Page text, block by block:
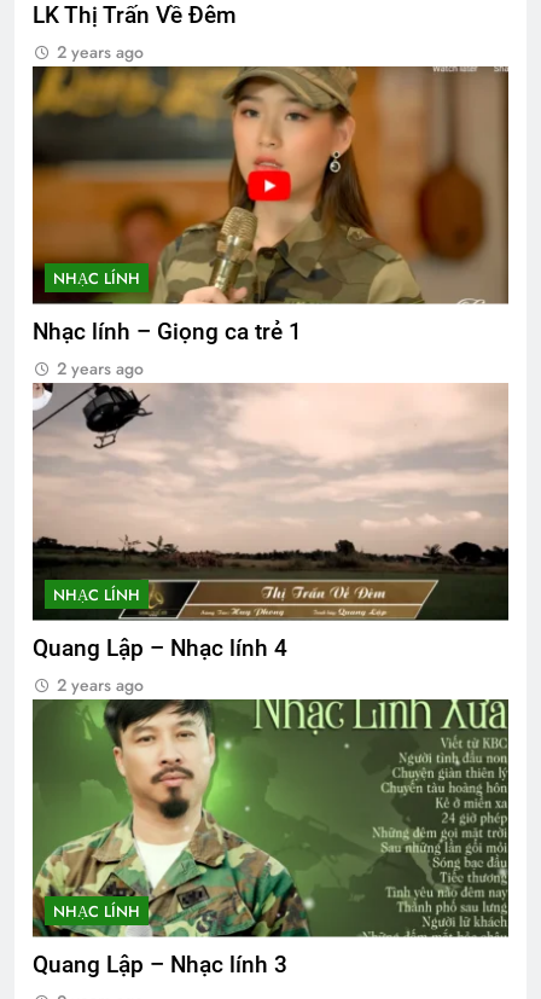
LK Thị Trấn Về Đêm
2 years ago
NHẠC LÍNH
Nhạc lính – Giọng ca trẻ 1
2 years ago
NHẠC LÍNH
Quang Lập – Nhạc lính 4
2 years ago
NHẠC LÍNH
Quang Lập – Nhạc lính 3